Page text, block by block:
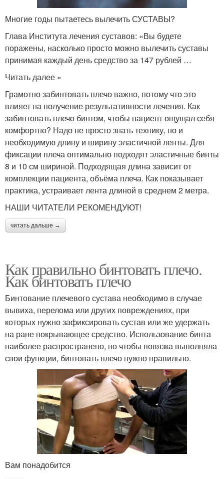
Многие годы пытаетесь вылечить СУСТАВЫ?
Глава Института лечения суставов: «Вы будете
поражены, насколько просто можно вылечить суставы
принимая каждый день средство за 147 рублей …
Читать далее »
Грамотно забинтовать плечо важно, потому что это
влияет на получение результативности лечения. Как
забинтовать плечо бинтом, чтобы пациент ощущал себя
комфортно? Надо не просто знать технику, но и
необходимую длину и ширину эластичной ленты. Для
фиксации плеча оптимально подходят эластичные бинты
8 и 10 см шириной. Подходящая длина зависит от
комплекции пациента, объёма плеча. Как показывает
практика, устраивает лента длиной в среднем 2 метра.
НАШИ ЧИТАТЕЛИ РЕКОМЕНДУЮТ!
читать дальше →
Как правильно бинтовать плечо.
Как бинтовать плечо
Бинтование плечевого сустава необходимо в случае
вывиха, перелома или других повреждениях, при
которых нужно зафиксировать сустав или же удержать
на ране покрывающее средство. Использование бинта
наиболее распространено, но чтобы повязка выполняла
свои функции, бинтовать плечо нужно правильно.
Вам понадобится